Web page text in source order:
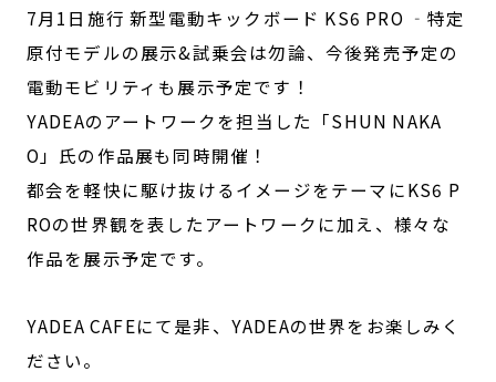
7月1日施行 新型電動キックボード KS6 PRO ‐特定
原付モデルの展示&試乗会は勿論、今後発売予定の
電動モビリティも展示予定です！
YADEAのアートワークを担当した「SHUN NAKA
O」氏の作品展も同時開催！
都会を軽快に駆け抜けるイメージをテーマにKS6 P
ROの世界観を表したアートワークに加え、様々な
作品を展示予定です。
YADEA CAFEにて是非、YADEAの世界をお楽しみく
ださい。